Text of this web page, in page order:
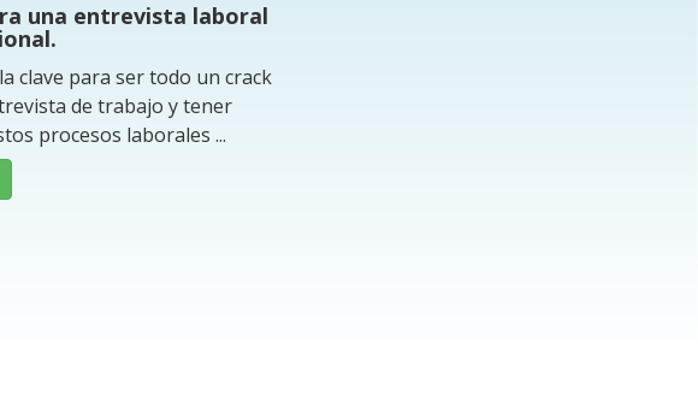
una entrevista laboral
clave para ser todo un crack
de trabajo y tener
procesos laborales ...